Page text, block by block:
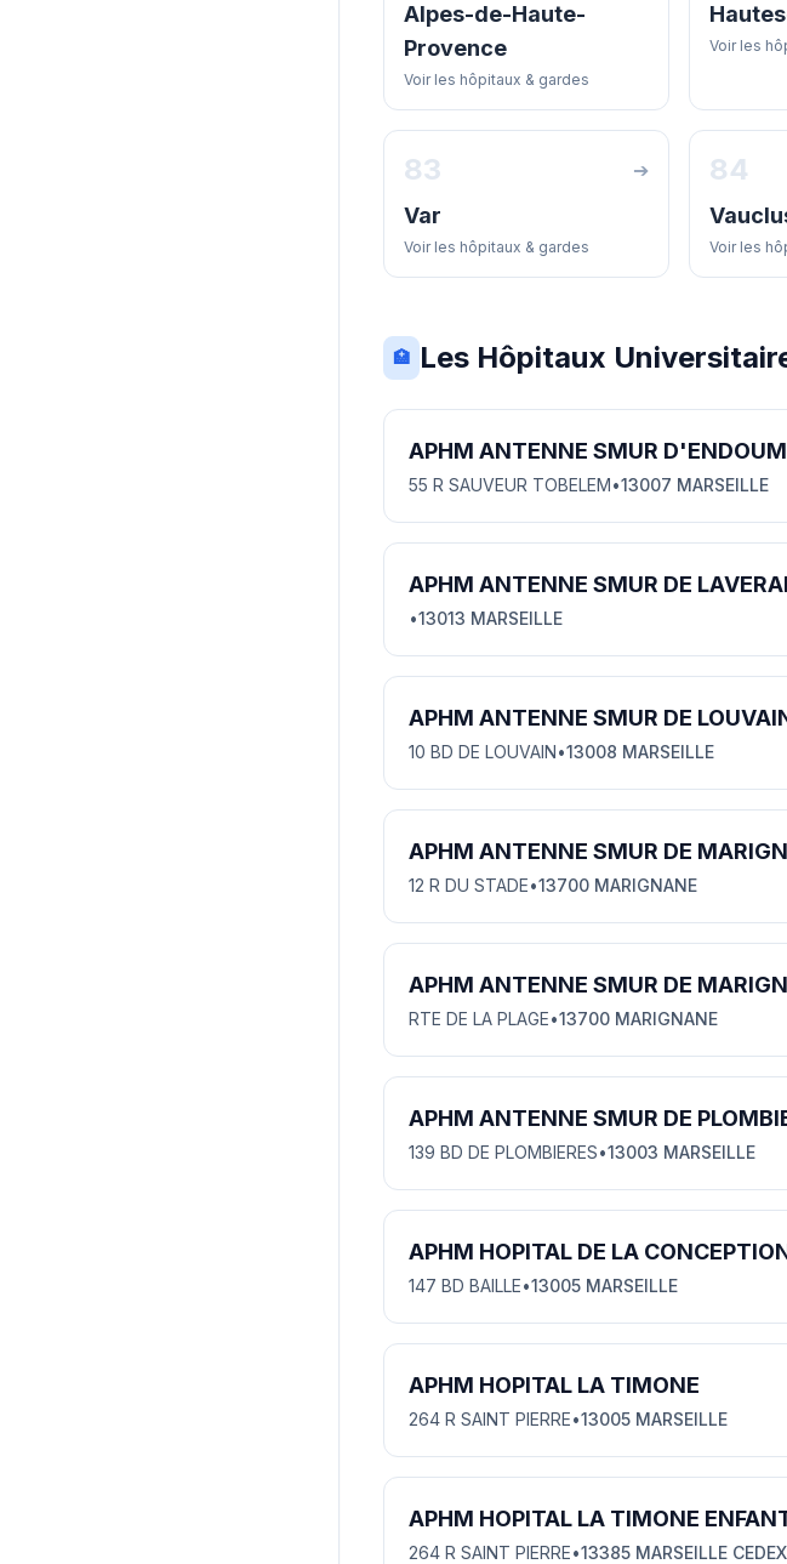
Alpes-de-Haute-
Provence
Voir les hôpitaux & gardes
Voir les
83 ➔
Var
Voir les hôpitaux & gardes
84
Voir les
🏥 Les Hôpitaux
APHM ANTENNE SMUR
55 R SAUVEUR TOBELEM•13007 MARSEILLE
APHM ANTENNE SMUR DE
•13013 MARSEILLE
APHM ANTENNE SMUR DE
10 BD DE LOUVAIN•13008 MARSEILLE
APHM ANTENNE SMUR DE
12 R DU STADE•13700 MARIGNANE
APHM ANTENNE SMUR DE
RTE DE LA PLAGE•13700 MARIGNANE
APHM ANTENNE SMUR DE
139 BD DE PLOMBIERES•13003 MARSEILLE
APHM HOPITAL DE LA
147 BD BAILLE•13005 MARSEILLE
APHM HOPITAL LA TIMONE
264 R SAINT PIERRE•13005 MARSEILLE
APHM HOPITAL LA TIMONE
264 R SAINT PIERRE•13385 MARSEILLE